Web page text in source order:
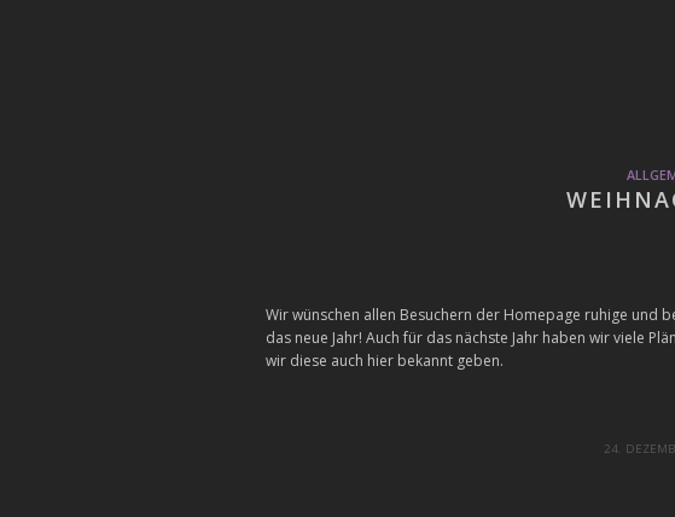
Wir wünschen allen Besuchern der Homepage ruhige und
das neue Jahr! Auch für das nächste Jahr haben wir viele
wir diese auch hier bekannt geben.
24.